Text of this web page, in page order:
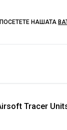
ПОСЕТЕТЕ НАШАТА
Tracer